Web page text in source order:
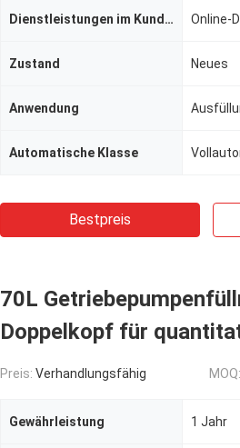
Dienstleistungen im Kundendienst Online-
Zustand Neues
Anwendung
Automatische Klasse
Bestpreis
70L
Doppelkopf für
Preis: Verhandlungsfähig MOQ:
Gewährleistung 1 Jahr